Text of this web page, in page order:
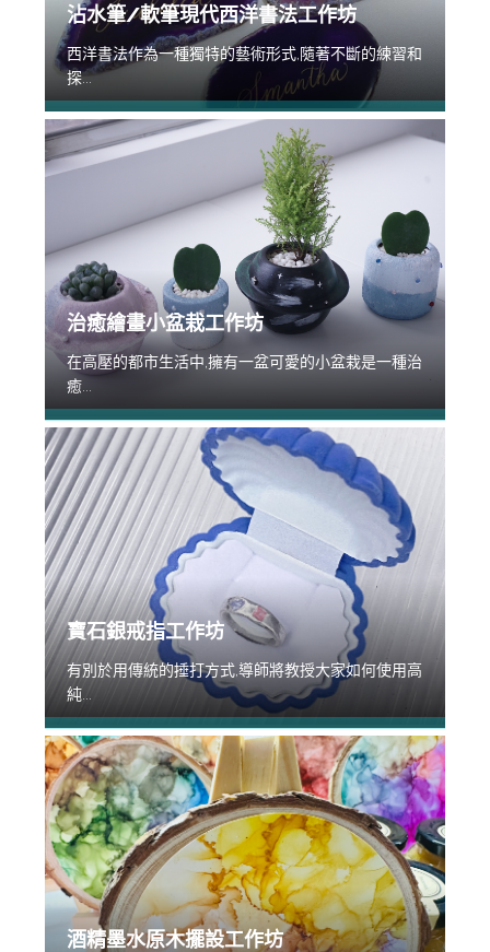
沾水筆/軟筆現代西洋書法工作坊
西洋書法作為一種獨特的藝術形式,隨著不斷的練習和
探...
治癒繪畫小盆栽工作坊
在高壓的都市生活中,擁有一盆可愛的小盆栽是一種治
癒...
寶石銀戒指工作坊
有別於用傳統的捶打方式,導師將教授大家如何使用高
純...
酒精墨水原木擺設工作坊